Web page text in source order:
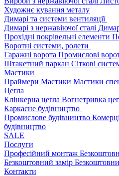
Художнє кування металу
Димарі та системи вентиляції
Димарі з нержавіючої сталі
Прохідні покрівельні елементи
Воротні системи, ролети
Гаражні ворота Промислові
Штакетний паркан Сіткові
Мастики
Праймери Мастики Мастики
Цегла
Клінкерна цегла Вогнетривка
Каркасне будівництво
Промислове будівництво
будівництво
SALE
Послуги
Професійний монтаж
Безкоштовний замір
Контакти